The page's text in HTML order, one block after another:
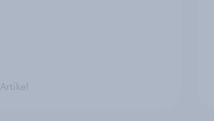
Artikel